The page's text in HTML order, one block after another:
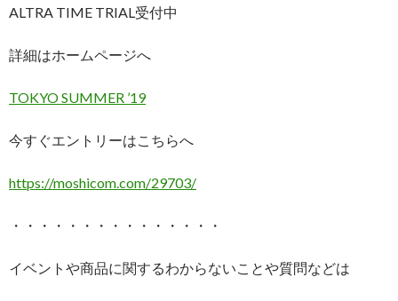
ALTRA TIME TRIAL受付中
詳細はホームページへ
TOKYO SUMMER ’19
今すぐエントリーはこちらへ
https://moshicom.com/29703/
・・・・・・・・・・・・・・・
イベントや商品に関するわからないことや質問などは